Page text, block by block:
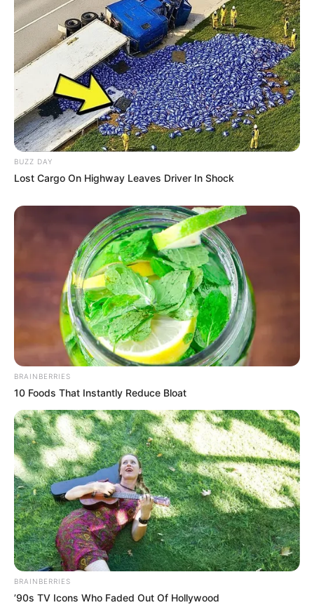
BUZZ DAY
Lost Cargo On Highway Leaves Driver In Shock
BRAINBERRIES
10 Foods That Instantly Reduce Bloat
BRAINBERRIES
’90s TV Icons Who Faded Out Of Hollywood